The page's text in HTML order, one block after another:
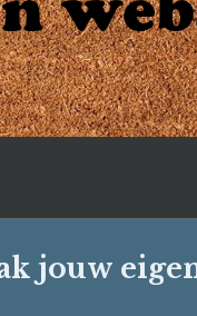
jouw